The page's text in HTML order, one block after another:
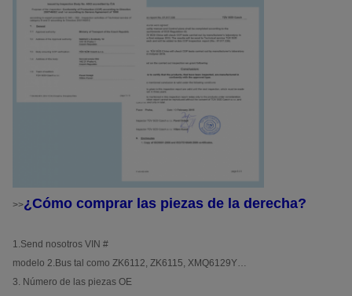
>>¿Cómo comprar las piezas de la derecha?
1.Send nosotros VIN #
modelo 2.Bus tal como ZK6112, ZK6115, XMQ6129Y…
3. Número de las piezas OE